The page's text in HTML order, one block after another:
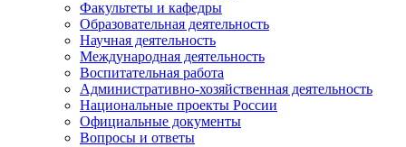
Факультеты и кафедры
Образовательная деятельность
Научная деятельность
Международная деятельность
Воспитательная работа
Административно-хозяйственная деятельность
Национальные проекты России
Официальные документы
Вопросы и ответы